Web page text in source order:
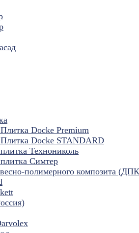
Docke Premium
Docke STANDARD
Технониколь
Симтер
полимерного композита